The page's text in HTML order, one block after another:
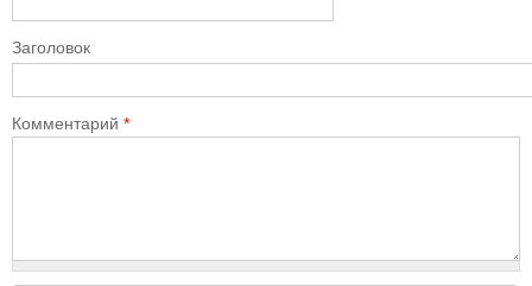
Заголовок
Комментарий *